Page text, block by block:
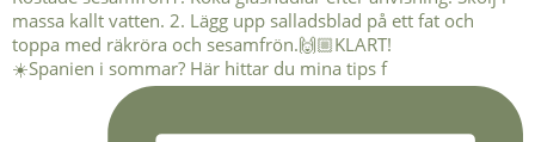
☀️Spanien i sommar? Här hittar du mina tips f